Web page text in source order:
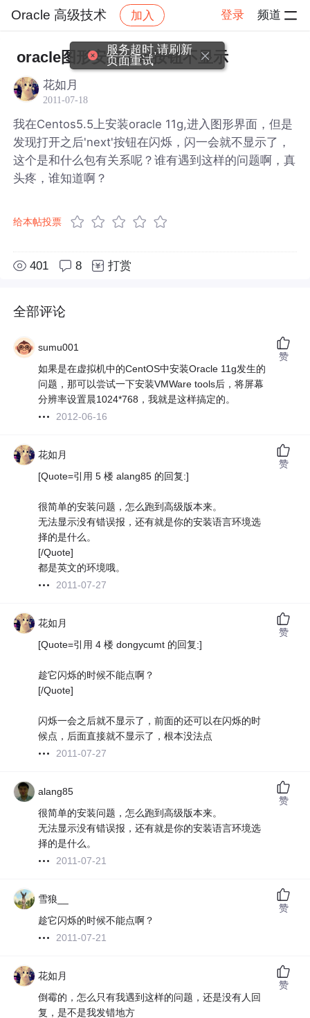
Oracle 高级技术 加入 登录 频道
Oracle 高级技术 帖子详情
oracle图形安装next按钮不显示
花如月
2011-07-18
我在Centos5.5上安装oracle 11g,进入图形界面，但是
发现打开之后'next'按钮在闪烁，闪一会就不显示了，
这个是和什么包有关系呢？谁有遇到这样的问题啊，真
头疼，谁知道啊？
给本帖投票
401 8 打赏
全部评论
sumu001
如果是在虚拟机中的CentOS中安装Oracle 11g发生的
问题，那可以尝试一下安装VMWare tools后，将屏幕
分辨率设置晨1024*768，我就是这样搞定的。
2012-06-16
赞
花如月
[Quote=引用 5 楼 alang85 的回复:]
很简单的安装问题，怎么跑到高级版本来。
无法显示没有错误报，还有就是你的安装语言环境选
择的是什么。
[/Quote]
都是英文的环境哦。
2011-07-27
赞
花如月
[Quote=引用 4 楼 dongycumt 的回复:]
趁它闪烁的时候不能点啊？
[/Quote]
闪烁一会之后就不显示了，前面的还可以在闪烁的时
候点，后面直接就不显示了，根本没法点
2011-07-27
赞
alang85
很简单的安装问题，怎么跑到高级版本来。
无法显示没有错误报，还有就是你的安装语言环境选
择的是什么。
2011-07-21
赞
雪狼__
趁它闪烁的时候不能点啊？
2011-07-21
赞
花如月
倒霉的，怎么只有我遇到这样的问题，还是没有人回
复，是不是我发错地方
赞
服务超时,请刷新
页面重试